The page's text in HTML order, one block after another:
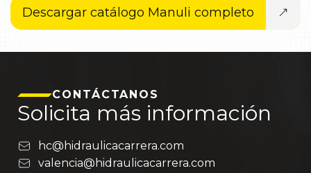
Descargar catálogo Manuli completo
CONTÁCTANOS
Solicita más información
hc@hidraulicacarrera.com
valencia@hidraulicacarrera.com